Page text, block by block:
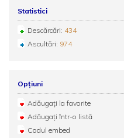
Statistici
Descărcări: 434
Ascultări: 974
Opțiuni
Adăugați la favorite
Adăugați într-o listă
Codul embed